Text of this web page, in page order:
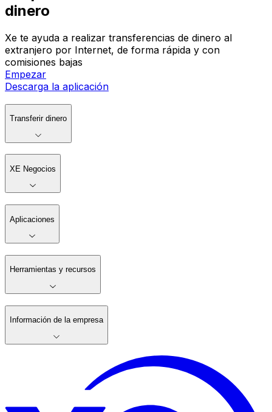
dinero
Xe te ayuda a realizar transferencias de dinero al
extranjero por Internet, de forma rápida y con
comisiones bajas
Empezar
Descarga la aplicación
Transferir dinero
XE Negocios
Aplicaciones
Herramientas y recursos
Información de la empresa